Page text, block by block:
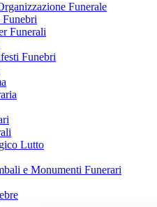
Funerale
Funebri
Funerali
Funebri
Lutto
e Monumenti Funerari